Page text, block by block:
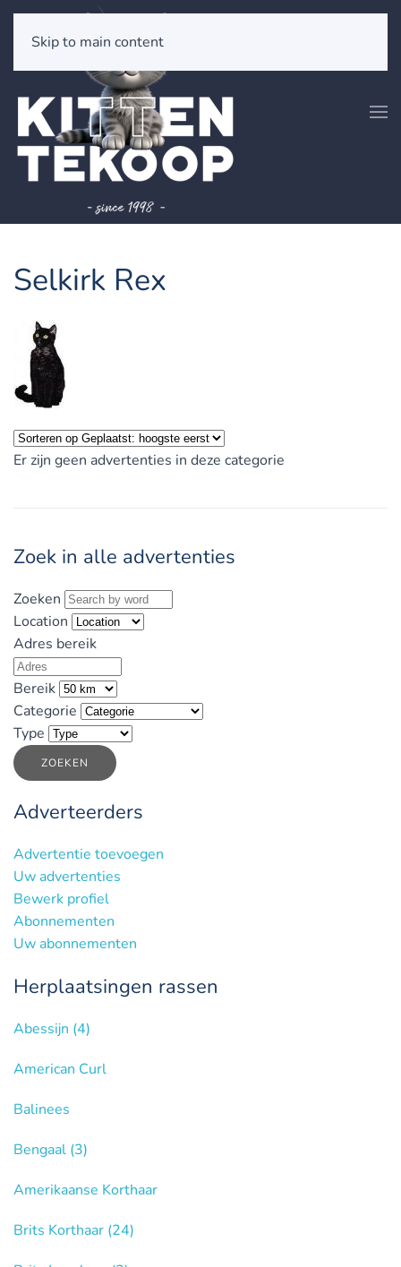
Skip to main content
Selkirk Rex
Er zijn geen advertenties in deze categorie
Zoek in alle advertenties
Zoeken
Location
Adres bereik
Bereik
Categorie
Type
ZOEKEN
Adverteerders
Advertentie toevoegen
Uw advertenties
Bewerk profiel
Abonnementen
Uw abonnementen
Herplaatsingen rassen
Abessijn (4)
American Curl
Balinees
Bengaal (3)
Amerikaanse Korthaar
Brits Korthaar (24)